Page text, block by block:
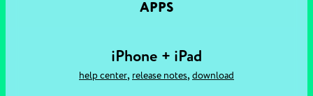
APPS
iPhone + iPad
help center, release notes, download